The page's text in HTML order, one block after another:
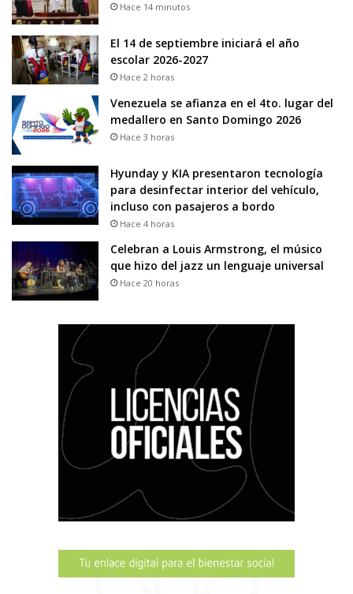
Hace 14 minutos
El 14 de septiembre iniciará el año
escolar 2026-2027
Hace 2 horas
Venezuela se afianza en el 4to. lugar del
medallero en Santo Domingo 2026
Hace 3 horas
Hyunday y KIA presentaron tecnología
para desinfectar interior del vehículo,
incluso con pasajeros a bordo
Hace 4 horas
Celebran a Louis Armstrong, el músico
que hizo del jazz un lenguaje universal
Hace 20 horas